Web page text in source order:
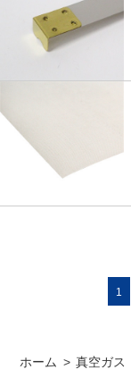
1
ホーム > 真空ガス